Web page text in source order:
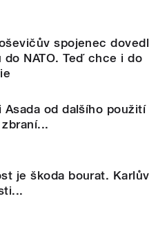
spojenec dovedl
do NATO. Teď chce i do
Asada od dalšího použití
je škoda bourat. Karlův